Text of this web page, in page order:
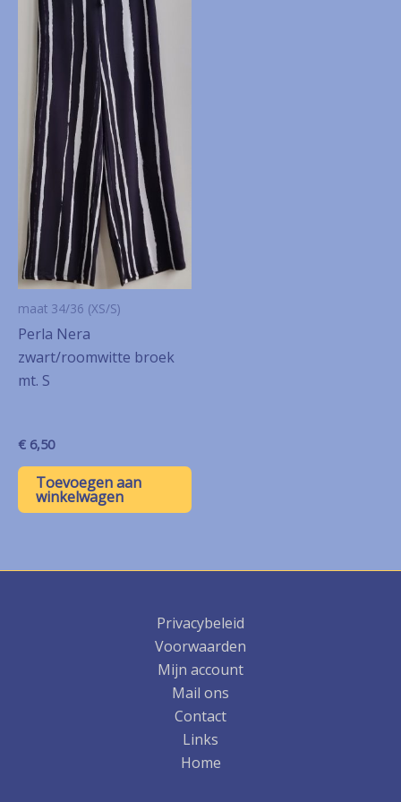
maat 34/36 (XS/S)
Perla Nera
zwart/roomwitte broek
mt. S
€ 6,50
Toevoegen aan
winkelwagen
Privacybeleid
Voorwaarden
Mijn account
Mail ons
Contact
Links
Home